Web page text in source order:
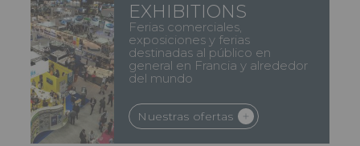
EXHIBITIONS
Ferias comerciales,
exposiciones y ferias
destinadas al público en
general en Francia y alrededor
del mundo
Nuestras ofertas